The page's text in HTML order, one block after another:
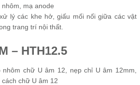
mạ anode
lý các khe hở, giấu mối nối giữa các vật
trang trí nội thất.
– HTH12.5
chữ U âm 12, nẹp chỉ U âm 12mm,
chữ U âm 12